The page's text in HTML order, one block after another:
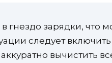
гнездо зарядки, что
следует
вычистить